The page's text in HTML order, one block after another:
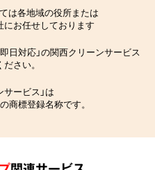
は各地域の役所または
お任せしております
即日対応」の関西クリーンサービス
さい。
サービス」は
商標登録名称です。